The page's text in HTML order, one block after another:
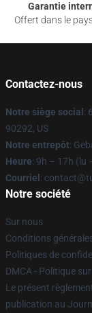
Garantie
Offert dans le
Contactez-nous
Notre siège social :
90292, US
Notre entrepôt:
Heure: 9h – 17h (lu
Courriel :
Notre société
Sur nous
Conditions
Politiques de
DMCA - Politique
Le présent
publication au